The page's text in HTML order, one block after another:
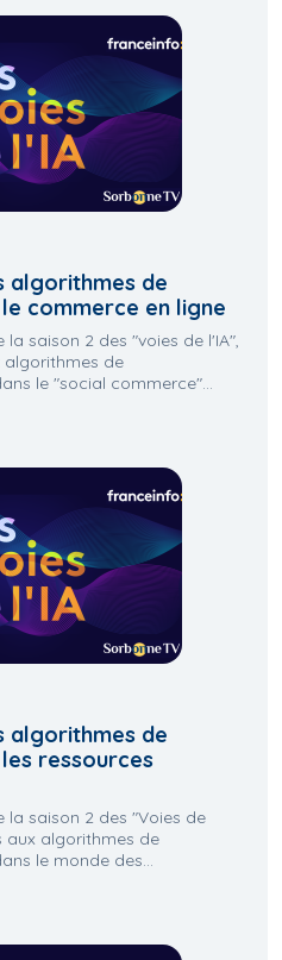
algorithmes de
commerce en ligne
saison 2 des "voies de l'IA",
algorithmes de
le "social commerce"...
algorithmes de
ressources
la saison 2 des "Voies de
aux algorithmes de
le monde des...